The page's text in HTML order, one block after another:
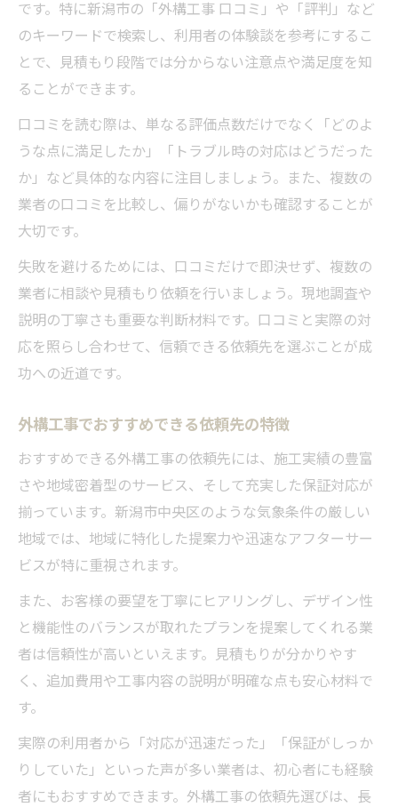
です。特に新潟市の「外構工事 口コミ」や「評判」など
のキーワードで検索し、利用者の体験談を参考にするこ
とで、見積もり段階では分からない注意点や満足度を知
ることができます。
口コミを読む際は、単なる評価点数だけでなく「どのよ
うな点に満足したか」「トラブル時の対応はどうだった
か」など具体的な内容に注目しましょう。また、複数の
業者の口コミを比較し、偏りがないかも確認することが
大切です。
失敗を避けるためには、口コミだけで即決せず、複数の
業者に相談や見積もり依頼を行いましょう。現地調査や
説明の丁寧さも重要な判断材料です。口コミと実際の対
応を照らし合わせて、信頼できる依頼先を選ぶことが成
功への近道です。
外構工事でおすすめできる依頼先の特徴
おすすめできる外構工事の依頼先には、施工実績の豊富
さや地域密着型のサービス、そして充実した保証対応が
揃っています。新潟市中央区のような気象条件の厳しい
地域では、地域に特化した提案力や迅速なアフターサー
ビスが特に重視されます。
また、お客様の要望を丁寧にヒアリングし、デザイン性
と機能性のバランスが取れたプランを提案してくれる業
者は信頼性が高いといえます。見積もりが分かりやす
く、追加費用や工事内容の説明が明確な点も安心材料で
す。
実際の利用者から「対応が迅速だった」「保証がしっか
りしていた」といった声が多い業者は、初心者にも経験
者にもおすすめできます。外構工事の依頼先選びは、長